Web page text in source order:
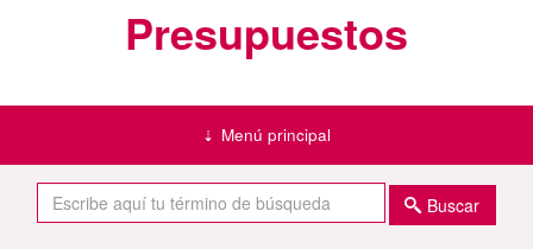
Presupuestos
Menú principal
Buscar